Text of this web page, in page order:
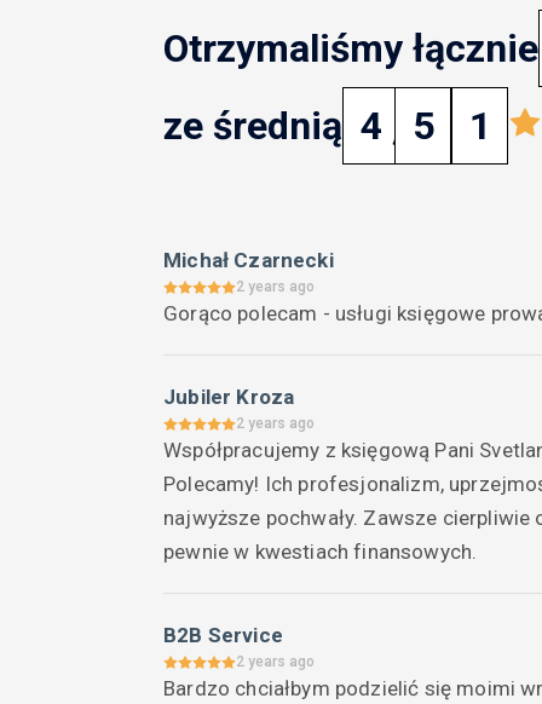
Otrzymaliśmy łącznie
ze średnią 4 5 1
Michał Czarnecki
2 years ago
Gorąco polecam - usługi księgowe
Jubiler Kroza
2 years ago
Współpracujemy z księgową Pani
Polecamy! Ich profesjonalizm,
najwyższe pochwały. Zawsze
pewnie w kwestiach finansowych.
B2B Service
2 years ago
Bardzo chciałbym podzielić się moimi